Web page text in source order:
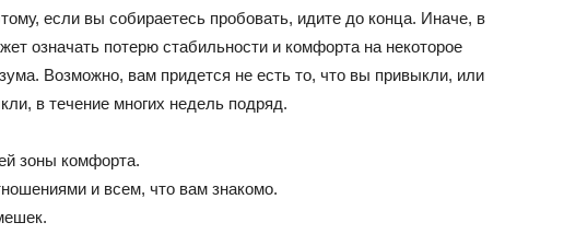
если вы собираетесь пробовать, идите до конца. Иначе, в
означать потерю стабильности и комфорта на некоторое
Возможно, вам придется не есть то, что вы привыкли, или
в течение многих недель подряд.
зоны комфорта.
и всем, что вам знакомо.